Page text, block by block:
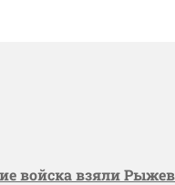
войска взяли